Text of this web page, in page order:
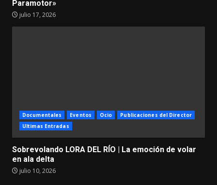
Paramotor»
julio 17, 2026
Documentales Eventos Ocio
Publicaciones del Director
Ultimas Entradas
Sobrevolando LORA DEL RÍO | La emoción de volar
en ala delta
julio 10, 2026